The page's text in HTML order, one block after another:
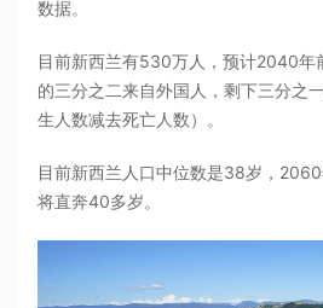
数据。
目前新西兰有530万人，预计2040年
的三分之二来自外国人，剩下三分之
生人数减去死亡人数）。
目前新西兰人口中位数是38岁，
将直奔40多岁。